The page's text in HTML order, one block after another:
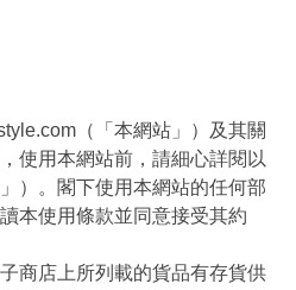
（「本網站」）及其關
使用本網站前，請細心詳閱以
）。閣下使用本網站的任何部
本使用條款並同意接受其約
商店上所列載的貨品有存貨供